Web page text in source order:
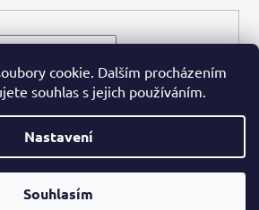
cookie. Dalším procházením
souhlas s jejich používáním.
Nastavení
Souhlasím
Vytvořil Shoptet
Dental-ordinace.cz